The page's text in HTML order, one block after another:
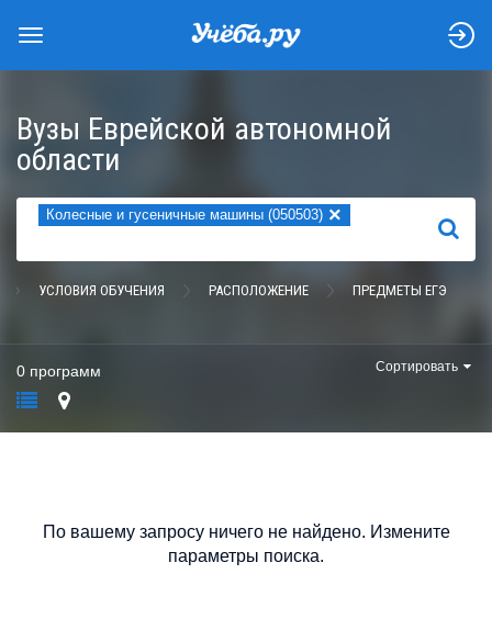
Вузы Еврейской автономной
области
Колесные и гусеничные машины (050503) ×
НАЙТИ
УСЛОВИЯ ОБУЧЕНИЯ РАСПОЛОЖЕНИЕ ПРЕДМЕТЫ ЕГЭ
0 программ Сортировать
По вашему запросу ничего не найдено. Измените
параметры поиска.